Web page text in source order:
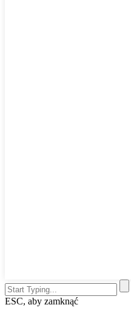
ESC, aby zamknąć